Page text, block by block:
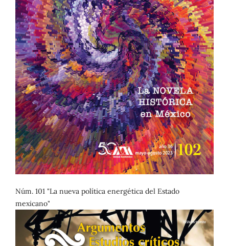
Núm. 101 "La nueva política energética del Estado
mexicano"